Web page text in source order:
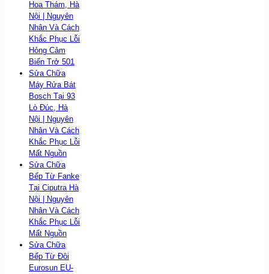
Hoa Thám, Hà
Nội | Nguyên
Nhân Và Cách
Khắc Phục Lỗi
Hỏng Cảm
Biến Trở 501
Sửa Chữa
Máy Rửa Bát
Bosch Tại 93
Lò Đúc, Hà
Nội | Nguyên
Nhân Và Cách
Khắc Phục Lỗi
Mất Nguồn
Sửa Chữa
Bếp Từ Fanke
Tại Ciputra Hà
Nội | Nguyên
Nhân Và Cách
Khắc Phục Lỗi
Mất Nguồn
Sửa Chữa
Bếp Từ Đôi
Eurosun EU-